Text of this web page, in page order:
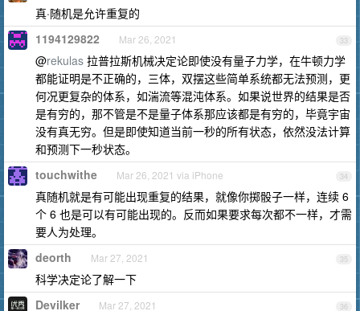
真·随机是允许重复的
33
1194129822 Mar 26, 2021
@rekulas 拉普拉斯机械决定论即使没有量子力学，在牛顿力学
都能证明是不正确的，三体，双摆这些简单系统都无法预测，更
何况更复杂的体系，如湍流等混沌体系。如果说世界的结果是否
是有穷的，那不管是不是量子体系那应该都是有穷的，毕竟宇宙
没有真无穷。但是即使知道当前一秒的所有状态，依然没法计算
和预测下一秒状态。
34
touchwithe Mar 26, 2021 via iPhone
真随机就是有可能出现重复的结果，就像你掷骰子一样，连续 6
个 6 也是可以有可能出现的。反而如果要求每次都不一样，才需
要人为处理。
35
deorth Mar 27, 2021
科学决定论了解一下
36
Devilker Mar 27, 2021